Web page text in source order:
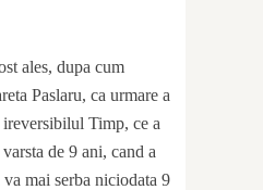
ales, dupa cum
Paslaru, ca urmare a
ireversibilul Timp, ce a
de 9 ani, cand a
mai serba niciodata 9